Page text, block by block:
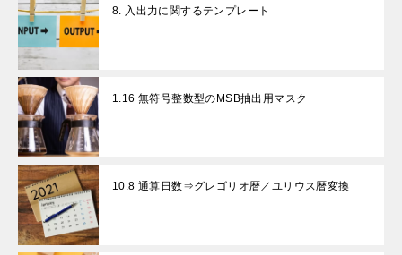
8. 入出力に関するテンプレート
1.16 無符号整数型のMSB抽出用マスク
10.8 通算日数⇒グレゴリオ暦／ユリウス暦変換